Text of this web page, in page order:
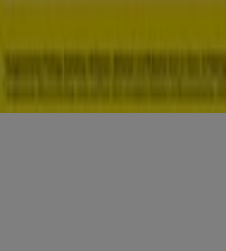
Bedingungen und Konditionen